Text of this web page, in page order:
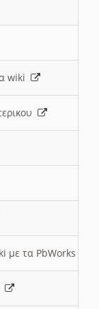
wiki
με τα PbWorks